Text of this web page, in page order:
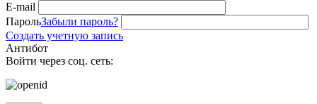
E-mail
ПарольЗабыли пароль?
Создать учетную запись
Антибот
Войти через соц. сеть: